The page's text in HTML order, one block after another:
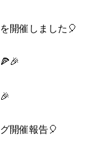
開催しました🎈